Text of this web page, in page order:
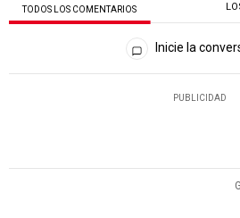
TODOS LOS COMENTARIOS
Todos los comentarios
Inicie la
PUBLICIDAD